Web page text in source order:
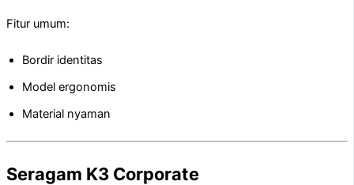
Fitur umum:
Bordir identitas
Model ergonomis
Material nyaman
Seragam K3 Corporate